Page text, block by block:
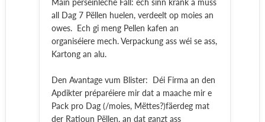
Mäin perséinleche Fall: ech sinn krank a muss
all Dag 7 Pëllen huelen, verdeelt op moies an
owes. Ech gi meng Pellen kafen an
organiséiere mech. Verpackung ass wéi se ass,
Kartong an alu.
Den Avantage vum Blister: Déi Firma an den
Apdikter préparéiere mir dat a maache mir e
Pack pro Dag (/moies, Mëttes?)fäerdeg mat
der Ratioun Pëllen, an dat ganzt ass